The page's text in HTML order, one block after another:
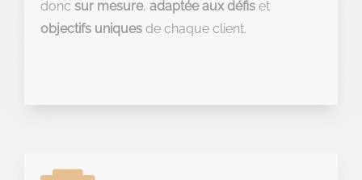
donc sur mesure, adaptée aux défis et
objectifs uniques de chaque client.